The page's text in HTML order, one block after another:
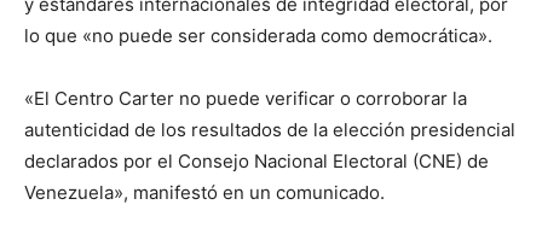
lo que «no puede ser considerada como democrática».
«El Centro Carter no puede verificar o corroborar la
autenticidad de los resultados de la elección presidencial
declarados por el Consejo Nacional Electoral (CNE) de
Venezuela», manifestó en un comunicado.